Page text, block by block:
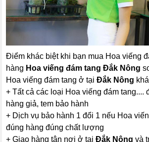
Điểm khác biệt khi bạn mua Hoa viếng
hàng Hoa viếng đám tang Đắk Nông
Hoa viếng đám tang ở tạiĐắk Nông
+ Tất cả các loại Hoa viếng đám tang....
hàng giả, tem bảo hành
+ Dịch vụ bảo hành 1 đổi 1 nếu Hoa
đúng hàng đúng chất lượng
+ Giao hàng tận nơi ở tạiĐắk Nông và